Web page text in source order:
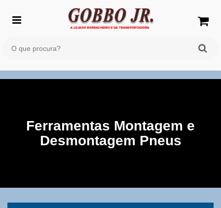
Ferramentas Montagem e
Desmontagem Pneus